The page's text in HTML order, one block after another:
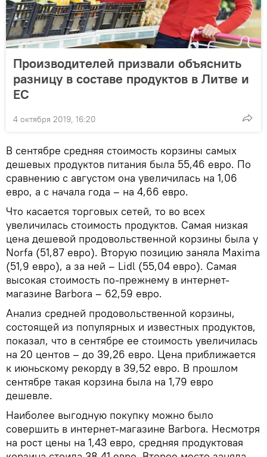
Производителей призвали объяснить
разницу в составе продуктов в Литве и
ЕС
4 октября 2019, 16:20
В сентябре средняя стоимость корзины самых
дешевых продуктов питания была 55,46 евро. По
сравнению с августом она увеличилась на 1,06
евро, а с начала года – на 4,66 евро.
Что касается торговых сетей, то во всех
увеличилась стоимость продуктов. Самая низкая
цена дешевой продовольственной корзины была у
Norfa (51,87 евро). Вторую позицию заняла Maxima
(51,9 евро), а за ней – Lidl (55,04 евро). Самая
высокая стоимость по-прежнему в интернет-
магазине Barbora – 62,59 евро.
Анализ средней продовольственной корзины,
состоящей из популярных и известных продуктов,
показал, что в сентябре ее стоимость увеличилась
на 20 центов – до 39,26 евро. Цена приближается
к июньскому рекорду в 39,52 евро. В прошлом
сентябре такая корзина была на 1,79 евро
дешевле.
Наиболее выгодную покупку можно было
совершить в интернет-магазине Barbora. Несмотря
на рост цены на 1,43 евро, средняя продуктовая